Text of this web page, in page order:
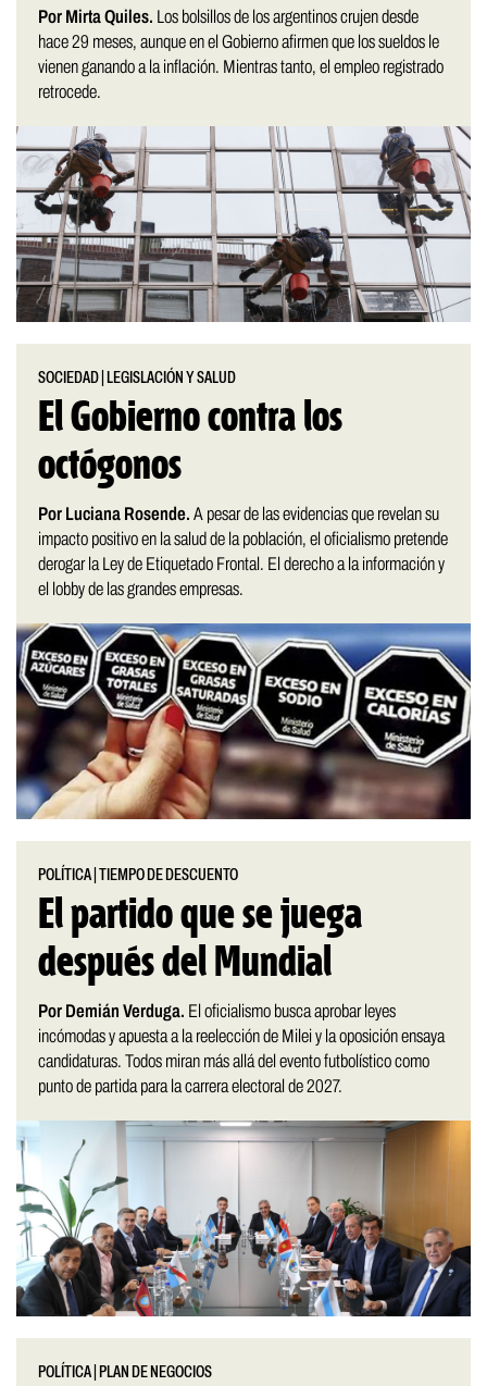
Por Mirta Quiles. Los bolsillos de los argentinos crujen desde
hace 29 meses, aunque en el Gobierno afirmen que los sueldos le
vienen ganando a la inflación. Mientras tanto, el empleo registrado
retrocede.
SOCIEDAD LEGISLACIÓN Y SALUD
El Gobierno contra los
octógonos
Por Luciana Rosende. A pesar de las evidencias que revelan su
impacto positivo en la salud de la población, el oficialismo pretende
derogar la Ley de Etiquetado Frontal. El derecho a la información y
el lobby de las grandes empresas.
POLÍTICA |TIEMPO DE DESCUENTO
El partido que se juega
después del Mundial
Por Demián Verduga. El oficialismo busca aprobar leyes
incómodas y apuesta a la reelección de Milei y la oposición ensaya
candidaturas. Todos miran más allá del evento futbolístico como
punto de partida para la carrera electoral de 2027.
POLÍTICA PLAN DE NEGOCIOS